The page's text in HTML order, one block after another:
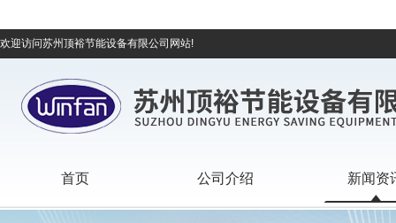
欢迎访问苏州顶裕节能设备有限公司网站!
首页 公司介绍 新闻资